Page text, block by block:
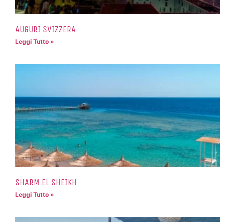
AUGURI SVIZZERA
Leggi Tutto »
SHARM EL SHEIKH
Leggi Tutto »